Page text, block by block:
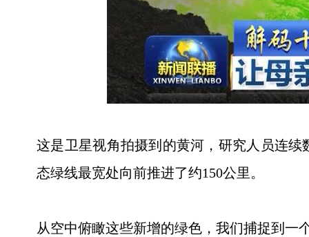
这是卫星视角拍摄到的黄河，研究人员连
态绿线最宽处向前推进了约150公里。
从空中俯瞰这些新增的绿色，我们捕捉到一